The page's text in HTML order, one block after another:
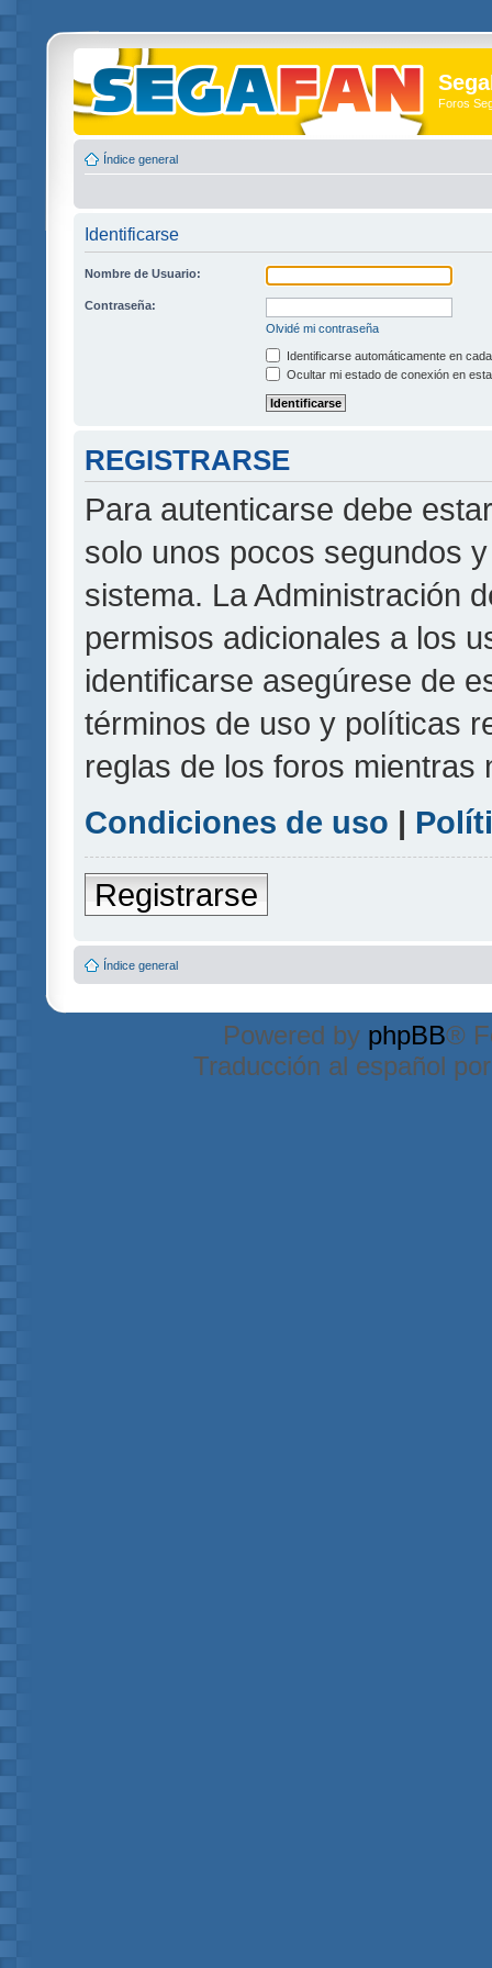
Foros
Índice general
Identificarse
Nombre de Usuario:
Contraseña:
Olvidé mi contraseña
Identificarse automáticamente en
Ocultar mi estado de conexión en
REGISTRARSE
Para autenticarse debe
solo unos pocos segundos
sistema. La Administración
permisos adicionales a los
identificarse asegúrese de
términos de uso y políticas
reglas de los foros mientras
Condiciones de uso |
Registrarse
Índice general
Powered by phpBB®
Traducción al español